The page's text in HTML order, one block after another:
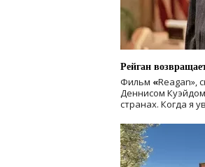
Рейган
Фильм «Reagan»,
Деннисом
странах. Когда я